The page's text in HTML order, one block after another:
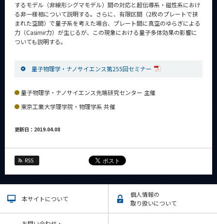
するモデル（非線形シグマモデル）間の対応と超伝導系・磁性系におけ
る非一様相について説明する。さらに、有限区間（2枚のプレートで挟
まれた空間）で量子系を考えた場合、プレート間に真空のゆらぎによる
力（Casimir力）が生じるが、この現象における量子多体効果の影響に
ついても説明する。
量子物理学・ナノサイエンス第255回セミナー
量子物理学・ナノサイエンス先端研究センター 主催
東京工業大学理学院・物理学系 共催
更新日：2019.04.08
RSS
本サイトについて
個人情報の
取り扱いについて